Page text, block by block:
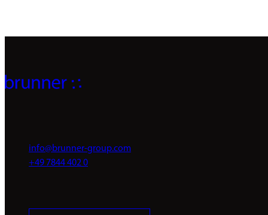
info@brunner-group.com
+49 7844 402 0